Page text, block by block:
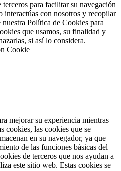
para facilitar su navegación
interactúas con nosotros y recopilar
Política de Cookies para
que usamos, su finalidad y
si así lo considera.
Cookie
mejorar su experiencia mientras
cookies, las cookies que se
en su navegador, ya que
de las funciones básicas del
de terceros que nos ayudan a
este sitio web. Estas cookies se